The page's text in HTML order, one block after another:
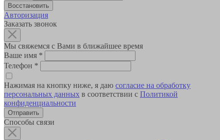
Авторизация
Заказать звонок
Мы свяжемся с Вами в ближайшее время
Ваше имя *
Телефон *
Нажимая на кнопку ниже, я даю согласие на обработку
персональных данных в соответствии с Политикой
конфиденциальности
Способы связи